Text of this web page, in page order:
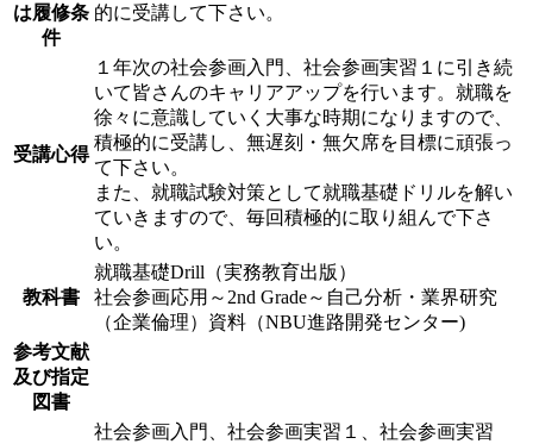
は履修条
件
的に受講して下さい。
受講心得
１年次の社会参画入門、社会参画実習１に引き続
いて皆さんのキャリアアップを行います。就職を
徐々に意識していく大事な時期になりますので、
積極的に受講し、無遅刻・無欠席を目標に頑張っ
て下さい。
また、就職試験対策として就職基礎ドリルを解い
ていきますので、毎回積極的に取り組んで下さ
い。
教科書
就職基礎Drill（実務教育出版）
社会参画応用～2nd Grade～自己分析・業界研究
（企業倫理）資料（NBU進路開発センター)
参考文献
及び指定
図書
社会参画入門、社会参画実習１、社会参画実習